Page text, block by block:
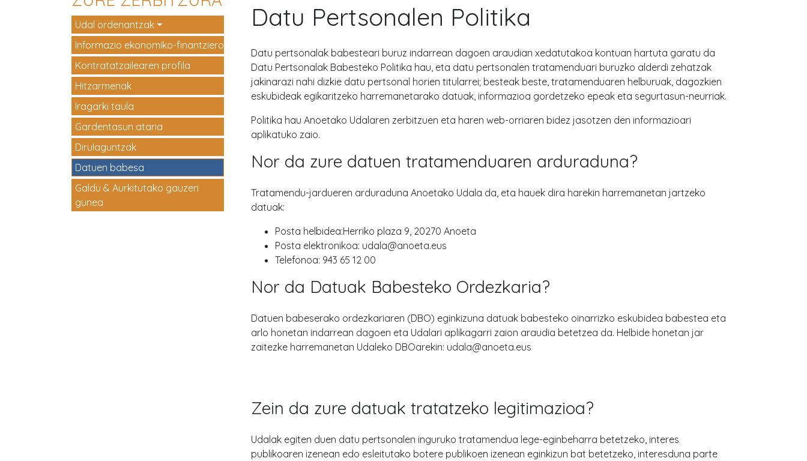
Udal ordenantzak
Informazio ekonomiko-finantzieroa
Kontratatzailearen profila
Hitzarmenak
Iragarki taula
Gardentasun ataria
Dirulaguntzak
Datuen babesa
Galdu & Aurkitutako gauzen
gunea
Datu Pertsonalen Politika
Datu pertsonalak babesteari buruz indarrean dagoen araudian xedatutakoa kontuan hartuta garatu da
Datu Pertsonalak Babesteko Politika hau, eta datu pertsonalen tratamenduari buruzko alderdi zehatzak
jakinarazi nahi dizkie datu pertsonal horien titularrei; besteak beste, tratamenduaren helburuak, dagozkien
eskubideak egikaritzeko harremanetarako datuak, informazioa gordetzeko epeak eta segurtasun-neurriak.
Politika hau Anoetako Udalaren zerbitzuen eta haren web-orriaren bidez jasotzen den informazioari
aplikatuko zaio.
Nor da zure datuen tratamenduaren arduraduna?
Tratamendu-jardueren arduraduna Anoetako Udala da, eta hauek dira harekin harremanetan jartzeko
datuak:
Posta helbidea:Herriko plaza 9, 20270 Anoeta
Posta elektronikoa: udala@anoeta.eus
Telefonoa: 943 65 12 00
Nor da Datuak Babesteko Ordezkaria?
Datuen babeserako ordezkariaren (DBO) eginkizuna datuak babesteko oinarrizko eskubidea babestea eta
arlo honetan indarrean dagoen eta Udalari aplikagarri zaion araudia betetzea da. Helbide honetan jar
zaitezke harremanetan Udaleko DBOarekin: udala@anoeta.eus
Zein da zure datuak tratatzeko legitimazioa?
Udalak egiten duen datu pertsonalen inguruko tratamendua lege-eginbeharra betetzeko, interes
publikoaren izenean edo esleitutako botere publikoen izenean eginkizun bat betetzeko, interesduna parte